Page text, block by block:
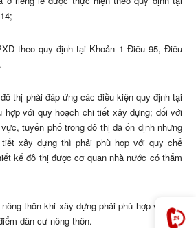
theo quy định tại Khoản 1 Điều 95, Điều
thị phải đáp ứng các điều kiện quy định tại
hợp với quy hoạch chi tiết xây dựng; đối với
tuyến phố trong đô thị đã ổn định nhưng
xây dựng thì phải phù hợp với quy chế
kế đô thị được cơ quan nhà nước có thẩm
thôn khi xây dựng phải phù hợp với quy
dân cư nông thôn.